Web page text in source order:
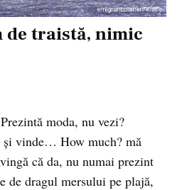
de traistă, nimic
moda, nu vezi?
şi vinde… How much? mă
că da, nu numai prezint
de dragul mersului pe plajă,